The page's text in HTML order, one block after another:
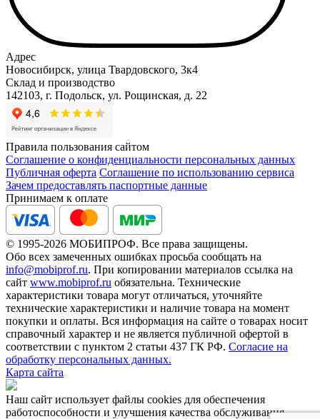
Адрес
Новосибирск, улица Твардовского, 3к4
Склад и производство
142103, г. Подольск, ул. Рощинская, д. 22
Правила пользования сайтом
Соглашение о конфиденциальности персональных данных
Публичная оферта Соглашение по использованию сервиса
Зачем предоставлять паспортные данные
Принимаем к оплате
© 1995-2026 МОБИПРОФ. Все права защищены.
Обо всех замеченных ошибках просьба сообщать на
info@mobiprof.ru. При копировании материалов ссылка на
сайт www.mobiprof.ru обязательна. Технические
характеристики товара могут отличаться, уточняйте
технические характеристики и наличие товара на момент
покупки и оплаты. Вся информация на сайте о товарах носит
справочный характер и не является публичной офертой в
соответствии с пунктом 2 статьи 437 ГК РФ. Согласие на
обработку персональных данных.
Карта сайта
Наш сайт использует файлы cookies для обеспечения
работоспособности и улучшения качества обслуживания.